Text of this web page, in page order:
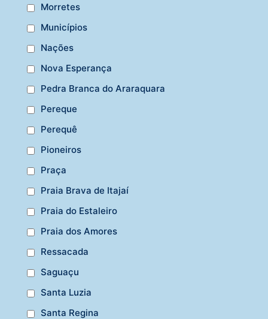
Morretes
Municípios
Nações
Nova Esperança
Pedra Branca do Araraquara
Pereque
Perequê
Pioneiros
Praça
Praia Brava de Itajaí
Praia do Estaleiro
Praia dos Amores
Ressacada
Saguaçu
Santa Luzia
Santa Regina